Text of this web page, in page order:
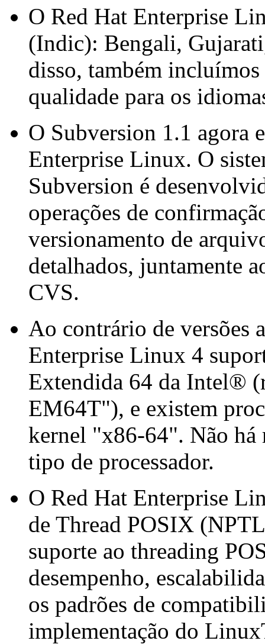
O Red Hat Enterprise
(Indic): Bengali,
disso, também
qualidade para os
O Subversion 1.1 agora
Enterprise Linux. O
Subversion é
operações de
versionamento de
detalhados, juntamente
CVS.
Ao contrário de versões
Enterprise Linux 4
Extendida 64 da Intel®
EM64T"), e existem
kernel "x86-64". Não há
tipo de processador.
O Red Hat Enterprise
de Thread POSIX
suporte ao threading
desempenho,
os padrões de
implementação do